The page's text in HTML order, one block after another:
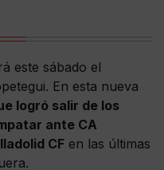
este sábado el
En esta nueva
logró salir de los
ante CA
CF en las últimas